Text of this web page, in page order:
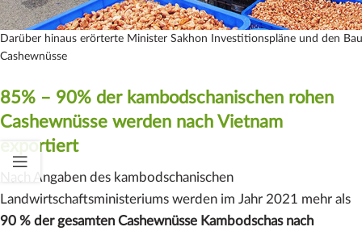
Darüber hinaus erörterte Minister Sakhon Investitionspläne und den
Cashewnüsse
85% – 90% der kambodschanischen rohen
Cashewnüsse werden nach Vietnam
exportiert
Nach Angaben des kambodschanischen
Landwirtschaftsministeriums werden im Jahr 2021 mehr als
90 % der gesamten Cashewnüsse Kambodschas nach